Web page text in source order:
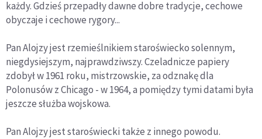
każdy. Gdzieś przepadły dawne dobre tradycje, cechowe
obyczaje i cechowe rygory...
Pan Alojzy jest rzemieślnikiem staroświecko solennym,
niegdysiejszym, najprawdziwszy. Czeladnicze papiery
zdobył w 1961 roku, mistrzowskie, za odznakę dla
Polonusów z Chicago - w 1964, a pomiędzy tymi datami była
jeszcze służba wojskowa.
Pan Alojzy jest staroświecki także z innego powodu.